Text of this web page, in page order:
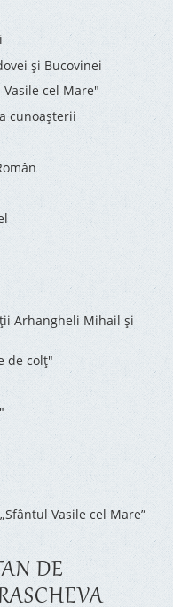
și Bucovinei
cel Mare"
cunoaşterii
Arhangheli Mihail și
de colţ"
Vasile cel Mare”
DE